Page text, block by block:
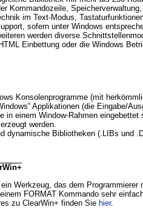
Kommandozeile,
im Text-Modus,
sofern unter Windows
werden diverse
Einbettung oder die Windows
Konsolenprogramme (mit
Applikationen (die Eingabe/
in einem Window-Rahmen eingebettet
werden.
dynamische Bibliotheken (.LIBs und
Werkzeug, das dem Programmierer
FORMAT Kommando sehr
zu ClearWin+ finden Sie hier.